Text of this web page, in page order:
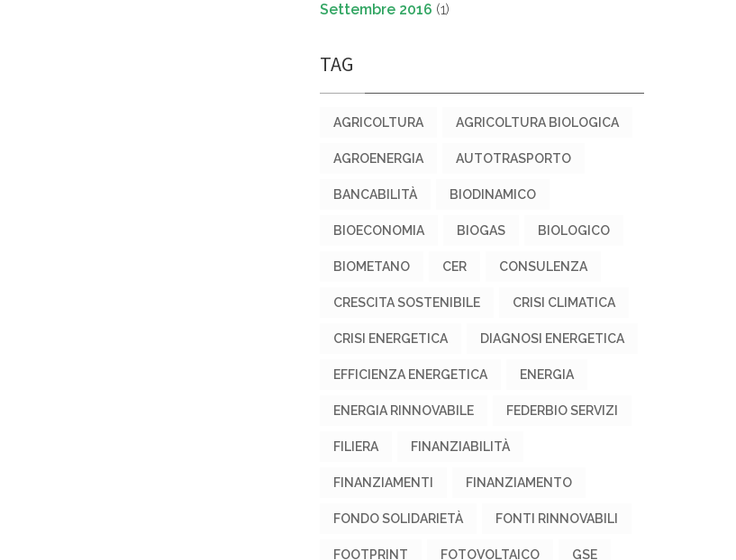
Settembre 2016 (1)
TAG
AGRICOLTURA AGRICOLTURA BIOLOGICA
AGROENERGIA AUTOTRASPORTO
BANCABILITÀ BIODINAMICO
BIOECONOMIA BIOGAS BIOLOGICO
BIOMETANO CER CONSULENZA
CRESCITA SOSTENIBILE CRISI CLIMATICA
CRISI ENERGETICA DIAGNOSI ENERGETICA
EFFICIENZA ENERGETICA ENERGIA
ENERGIA RINNOVABILE FEDERBIO SERVIZI
FILIERA FINANZIABILITÀ
FINANZIAMENTI FINANZIAMENTO
FONDO SOLIDARIETÀ FONTI RINNOVABILI
FOOTPRINT FOTOVOLTAICO GSE